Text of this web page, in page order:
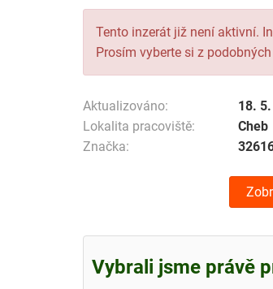
Tento inzerát již není aktivní.
Prosím vyberte si z
Aktualizováno:
18.
Lokalita pracoviště:
Cheb
Značka:
Vybrali jsme právě